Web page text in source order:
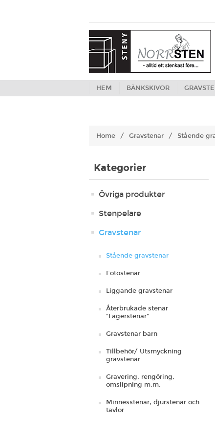
HEM BÄNKSKIVOR
Home / Gravstenar / Stående
Kategorier
Övriga produkter
Stenpelare
Gravstenar
Stående gravstenar
Fotostenar
Liggande gravstenar
Återbrukade stenar
"Lagerstenar"
Gravstenar barn
Tillbehör/ Utsmyckning
gravstenar
Gravering, rengöring,
omslipning m.m.
Minnesstenar, djurstenar och
tavlor